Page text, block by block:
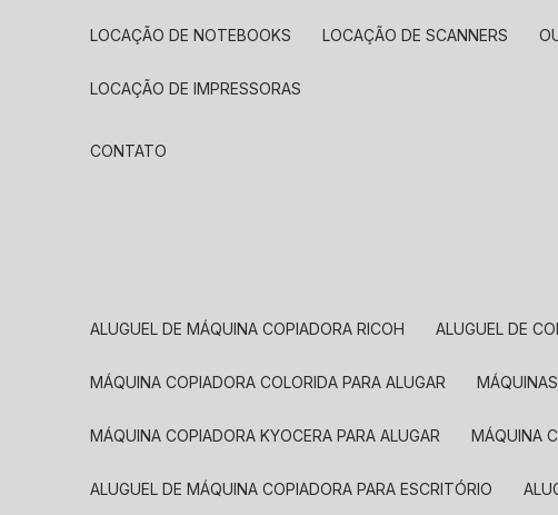
LOCAÇÃO DE NOTEBOOKS LOCAÇÃO DE SCANNERS
LOCAÇÃO DE IMPRESSORAS
CONTATO
ALUGUEL DE MÁQUINA COPIADORA RICOH ALUGUEL DE
MÁQUINA COPIADORA COLORIDA PARA ALUGAR
MÁQUINA COPIADORA KYOCERA PARA ALUGAR MÁQUINA
ALUGUEL DE MÁQUINA COPIADORA PARA ESCRITÓRIO